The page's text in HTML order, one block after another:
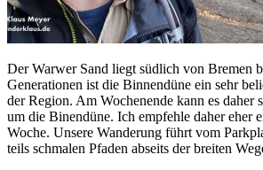
Der Warwer Sand liegt südlich von Bremen
Generationen ist die Binnendüne ein sehr
der Region. Am Wochenende kann es daher
um die Binendüne. Ich empfehle daher eher
Woche. Unsere Wanderung führt vom
teils schmalen Pfaden abseits der breiten